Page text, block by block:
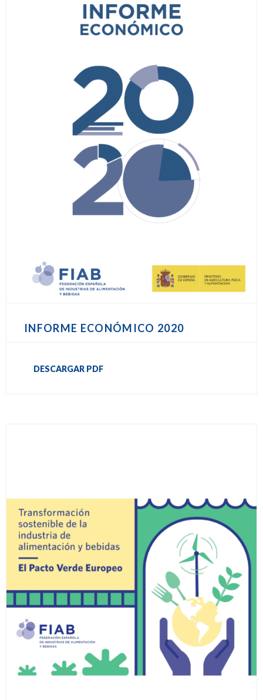
INFORME ECONÓMICO 2020
DESCARGAR PDF